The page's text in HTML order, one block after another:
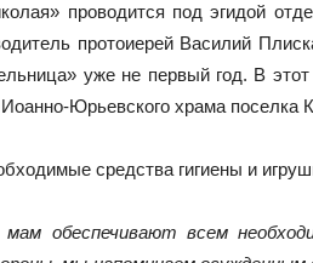
проводится под эгидой
протоиерей Василий
уже не первый год. В
Юрьевского храма поселка
средства гигиены и
обеспечивают всем